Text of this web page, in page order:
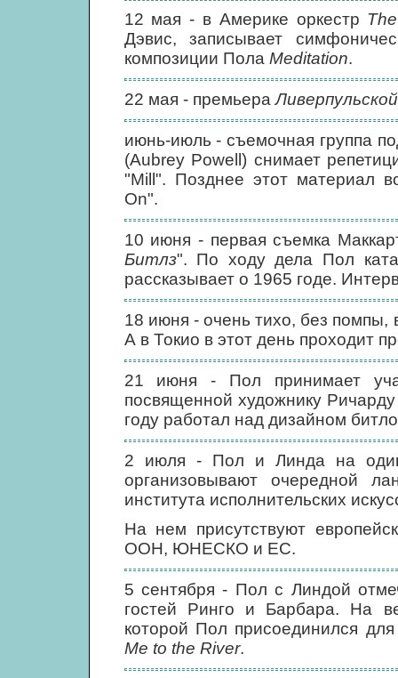
12 мая - в Америке оркестр
Дэвис, записывает
композиции Пола Meditation.
22 мая - премьера
июнь-июль - съемочная группа
(Aubrey Powell) снимает
"Mill". Позднее этот материал
On".
10 июня - первая съемка
Битлз". По ходу дела Пол
рассказывает о 1965 годе.
18 июня - очень тихо, без помпы,
А в Токио в этот день проходит
21 июня - Пол принимает
посвященной художнику
году работал над дизайном
2 июля - Пол и Линда на
организовывают очередной
института исполнительских
На нем присутствуют
ООН, ЮНЕСКО и ЕС.
5 сентября - Пол с Линдой
гостей Ринго и Барбара. На
которой Пол присоединился
Me to the River.